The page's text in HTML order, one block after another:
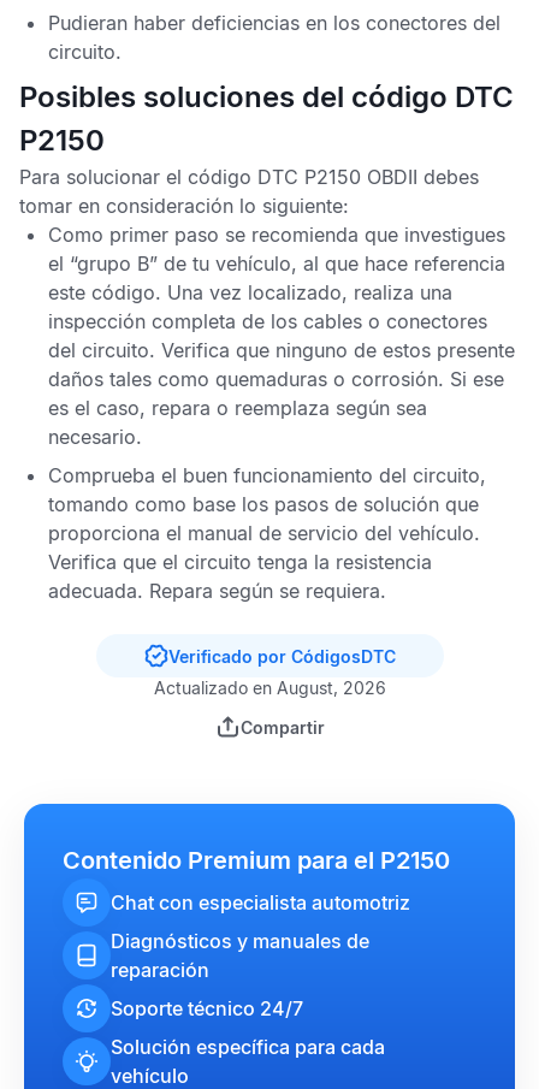
Pudieran haber deficiencias en los conectores del
circuito.
Posibles soluciones del código DTC
P2150
Para solucionar el código DTC P2150 OBDII debes
tomar en consideración lo siguiente:
Como primer paso se recomienda que investigues
el “grupo B” de tu vehículo, al que hace referencia
este código. Una vez localizado, realiza una
inspección completa de los cables o conectores
del circuito. Verifica que ninguno de estos presente
daños tales como quemaduras o corrosión. Si ese
es el caso, repara o reemplaza según sea
necesario.
Comprueba el buen funcionamiento del circuito,
tomando como base los pasos de solución que
proporciona el manual de servicio del vehículo.
Verifica que el circuito tenga la resistencia
adecuada. Repara según se requiera.
Verificado por CódigosDTC
Actualizado en August, 2026
Compartir
Contenido Premium para el P2150
Chat con especialista automotriz
Diagnósticos y manuales de
reparación
Soporte técnico 24/7
Solución específica para cada
vehículo